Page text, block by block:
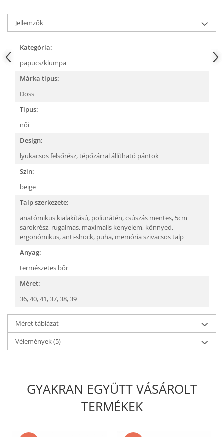
Jellemzők
Kategória:
papucs/klumpa
Márka tipus:
Doss
Tipus:
női
Design:
lyukacsos felsőrész,tépőzárral állítható pántok
Szín:
beige
Talp szerkezete:
anatómikus kialakítású, poliurátén,csúszás mentes, 5cm
sarokrész, rugalmas, maximalis kenyelem, könnyed,
ergonómikus,anti-shock, puha, memória szivacsos talp
Anyag:
természetes bőr
Méret:
36,40,41,37,38,39
Méret táblázat
Vélemények(5)
GYAKRAN EGYÜTT VÁSÁROLT
TERMÉKEK